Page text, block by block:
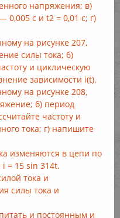
напряжения; в)
с и t2 = 0,01 с; г)
на рисунке 207,
силы тока; б)
и циклическую
зависимости i(t).
на рисунке 208,
б) период
частоту и
тока; г) напишите
изменяются в цепи по
i = 15 sin 314t.
тока и
силы тока и
и постоянным и